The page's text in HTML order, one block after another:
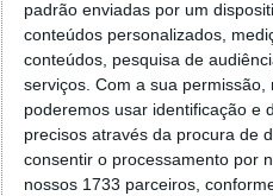
padrão enviadas por um
conteúdos personalizados,
conteúdos, pesquisa de
serviços. Com a sua permissão,
poderemos usar identificação e
precisos através da procura de
consentir o processamento por
nossos 1733 parceiros,
com o nome do artista
InWikipedia
Siga o Pplware